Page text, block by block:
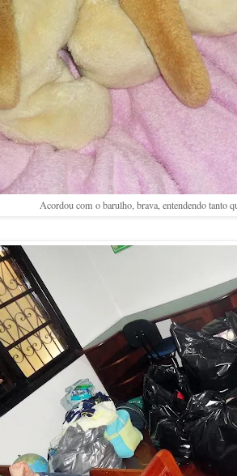
Acordou com o barulho, brava, entendendo tanto